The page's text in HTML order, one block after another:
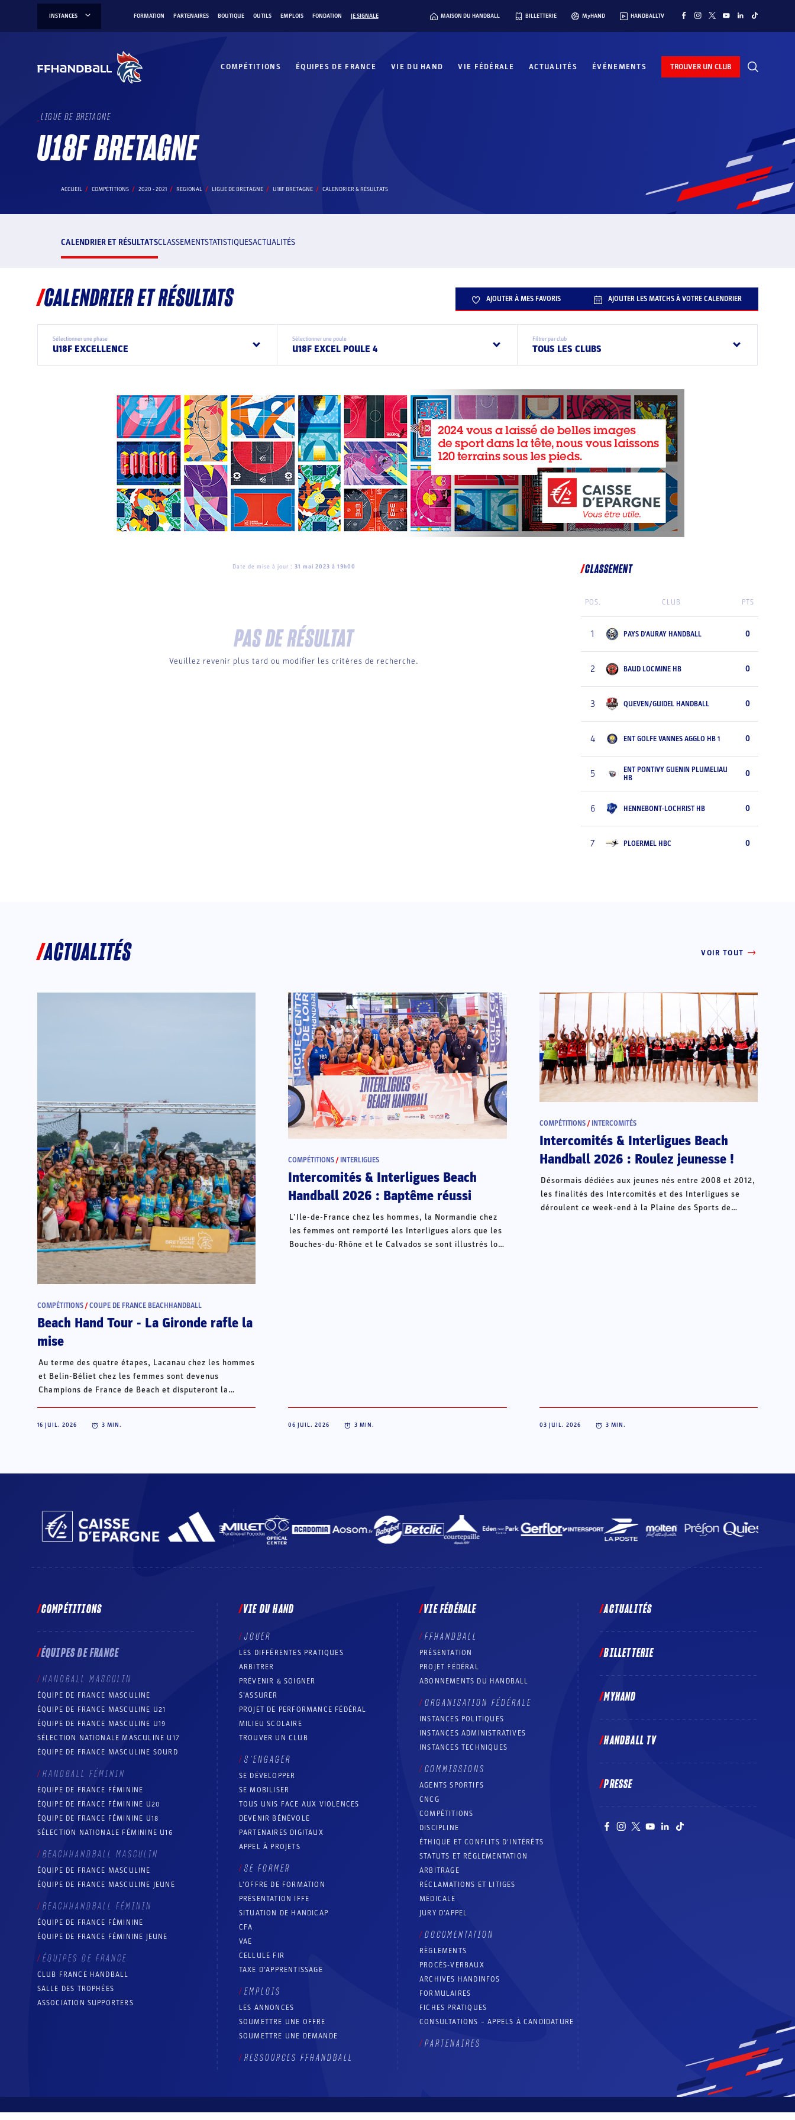
INSTANCES FORMATION PARTENAIRES BOUTIQUE OUTILS EMPLOIS FONDATION JE SIGNALE MAISON DU HANDBALL BILLETTERIE MyHAND HANDBALLTV
COMPÉTITIONS ÉQUIPES DE FRANCE VIE DU HAND VIE FÉDÉRALE ACTUALITÉS ÉVÉNEMENTS TROUVER UN CLUB
LIGUE DE BRETAGNE
U18F BRETAGNE
ACCUEIL COMPÉTITIONS 2020 - 2021 REGIONAL LIGUE DE BRETAGNE U18F BRETAGNE CALENDRIER & RÉSULTATS
CALENDRIER ET RÉSULTATSCLASSEMENTSTATISTIQUESACTUALITÉS
CALENDRIER ET RÉSULTATS AJOUTER À MES FAVORIS AJOUTER LES MATCHS À VOTRE CALENDRIER
Sélectionner une phase
U18F EXCELLENCE
Sélectionner une poule
U18F EXCEL POULE 4
Filtrer par club
TOUS LES CLUBS
Date de mise à jour : 31 mai 2023 à 19h00
PAS DE RÉSULTAT
Veuillez revenir plus tard ou modifier les critères de recherche.
CLASSEMENT
POS. CLUB PTS
1 PAYS D'AURAY HANDBALL 0
2 BAUD LOCMINE HB 0
3 QUEVEN/GUIDEL HANDBALL 0
4 ENT GOLFE VANNES AGGLO HB 1 0
5
ENT PONTIVY GUENIN PLUMELIAU
HB
0
6 HENNEBONT-LOCHRIST HB 0
7 PLOERMEL HBC 0
ACTUALITÉS VOIR TOUT
COMPÉTITIONS /COUPE DE FRANCE BEACHHANDBALL
Beach Hand Tour - La Gironde rafle la
mise
Au terme des quatre étapes, Lacanau chez les hommes
et Belin-Béliet chez les femmes sont devenus
Champions de France de Beach et disputeront la
16 JUIL. 2026 3 MIN.
COMPÉTITIONS / INTERLIGUES
Intercomités & Interligues Beach
Handball 2026 : Baptême réussi
L’Ile-de-France chez les hommes, la Normandie chez
les femmes ont remporté les Interligues alors que les
Bouches-du-Rhône et le Calvados se sont illustrés lors
06 JUIL. 2026 3 MIN.
COMPÉTITIONS / INTERCOMITÉS
Intercomités & Interligues Beach
Handball 2026 : Roulez jeunesse !
Désormais dédiées aux jeunes nés entre 2008 et 2012,
les finalités des Intercomités et des Interligues se
déroulent ce week-end à la Plaine des Sports de
03 JUIL. 2026 3 MIN.
COMPÉTITIONS
ÉQUIPES DE FRANCE
HANDBALL MASCULIN
ÉQUIPE DE FRANCE MASCULINE
ÉQUIPE DE FRANCE MASCULINE U21
ÉQUIPE DE FRANCE MASCULINE U19
SÉLECTION NATIONALE MASCULINE U17
ÉQUIPE DE FRANCE MASCULINE SOURD
HANDBALL FÉMININ
ÉQUIPE DE FRANCE FÉMININE
ÉQUIPE DE FRANCE FÉMININE U20
ÉQUIPE DE FRANCE FÉMININE U18
SÉLECTION NATIONALE FÉMININE U16
BEACHHANDBALL MASCULIN
ÉQUIPE DE FRANCE MASCULINE
ÉQUIPE DE FRANCE MASCULINE JEUNE
BEACHHANDBALL FÉMININ
ÉQUIPE DE FRANCE FÉMININE
ÉQUIPE DE FRANCE FÉMININE JEUNE
ÉQUIPES DE FRANCE
CLUB FRANCE HANDBALL
SALLE DES TROPHÉES
ASSOCIATION SUPPORTERS
VIE DU HAND
JOUER
LES DIFFÉRENTES PRATIQUES
ARBITRER
PRÉVENIR & SOIGNER
S’ASSURER
PROJET DE PERFORMANCE FÉDÉRAL
MILIEU SCOLAIRE
TROUVER UN CLUB
S’ENGAGER
SE DÉVELOPPER
SE MOBILISER
TOUS UNIS FACE AUX VIOLENCES
DEVENIR BÉNÉVOLE
PARTENAIRES DIGITAUX
APPEL À PROJETS
SE FORMER
L’OFFRE DE FORMATION
PRÉSENTATION IFFE
SITUATION DE HANDICAP
CFA
VAE
CELLULE FIR
TAXE D’APPRENTISSAGE
EMPLOIS
LES ANNONCES
SOUMETTRE UNE OFFRE
SOUMETTRE UNE DEMANDE
RESSOURCES FFHANDBALL
VIE FÉDÉRALE
FFHANDBALL
PRÉSENTATION
PROJET FÉDÉRAL
ABONNEMENTS DU HANDBALL
ORGANISATION FÉDÉRALE
INSTANCES POLITIQUES
INSTANCES ADMINISTRATIVES
INSTANCES TECHNIQUES
COMMISSIONS
AGENTS SPORTIFS
CNCG
COMPÉTITIONS
DISCIPLINE
ÉTHIQUE ET CONFLITS D'INTÉRÊTS
STATUTS ET RÉGLEMENTATION
ARBITRAGE
RÉCLAMATIONS ET LITIGES
MÉDICALE
JURY D’APPEL
DOCUMENTATION
RÈGLEMENTS
PROCÈS-VERBAUX
ARCHIVES HANDINFOS
FORMULAIRES
FICHES PRATIQUES
CONSULTATIONS – APPELS À CANDIDATURE
PARTENAIRES
ACTUALITÉS
BILLETTERIE
MYHAND
HANDBALL TV
PRESSE